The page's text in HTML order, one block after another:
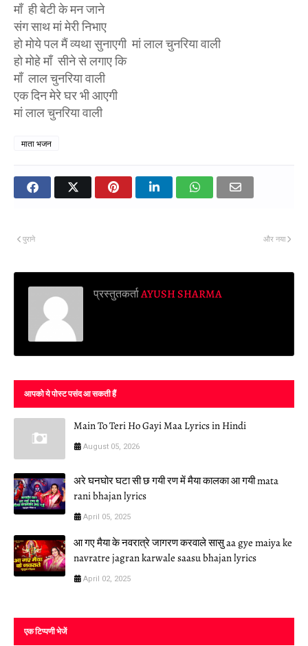
माँ ही बेटी के मन जाने
संग साथ मां मेरी निभाए
हो मोये पल मैं व्यथा सुनाएगी मां लाल चुनरिया वाली
हो मोहे माँ सीने से लगाए कि
माँ लाल चुनरिया वाली
एक दिन मेरे घर भी आएगी
मां लाल चुनरिया वाली
माता भजन
और नया
पुराने
प्रस्तुतकर्ताAYUSH SHARMA
आपको ये पोस्ट पसंद आ सकती हैं
Main To Teri Ho Gayi Maa Lyrics in Hindi
August 05, 2026
अरे घनघोर घटा सी छ गयी रण में मैया कालका आ गयी mata
rani bhajan lyrics
April 05, 2025
आ गए मैया के नवरात्रे जागरण करवाले सासु aa gye maiya ke
navratre jagran karwale saasu bhajan lyrics
April 02, 2025
एक टिप्पणी भेजें